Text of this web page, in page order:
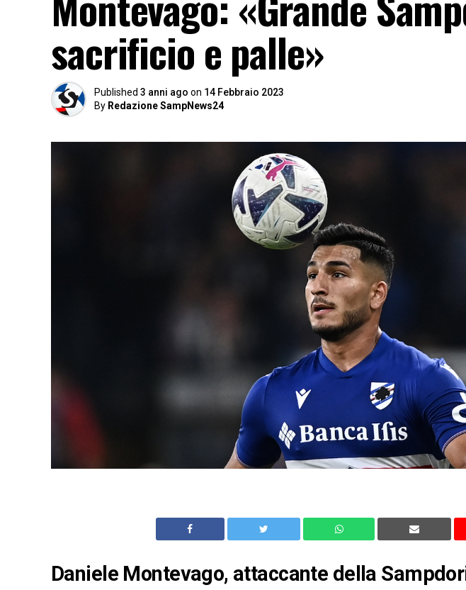
sacrificio e palle»
Published 3 anni ago on 14 Febbraio 2023
By Redazione SampNews24
Daniele Montevago, attaccante della